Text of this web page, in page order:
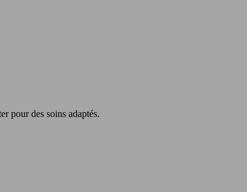
pour des soins adaptés.